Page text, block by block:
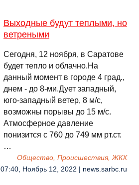
Выходные будут теплыми, но
ветреными
Сегодня, 12 ноября, в Саратове
будет тепло и облачно.На
данный момент в городе 4 град.,
днем - до 8-ми.Дует западный,
юго-западный ветер, 8 м/с,
возможны порывы до 15 м/с.
Атмосферное давление
понизится с 760 до 749 мм рт.ст.
…
Общество, Происшествия, ЖКХ
07:40, Ноябрь 12, 2022 | news.sarbc.ru